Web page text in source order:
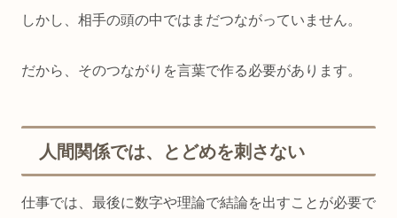
しかし、相手の頭の中ではまだつながっていません。
だから、そのつながりを言葉で作る必要があります。
人間関係では、とどめを刺さない
仕事では、最後に数字や理論で結論を出すことが必要で